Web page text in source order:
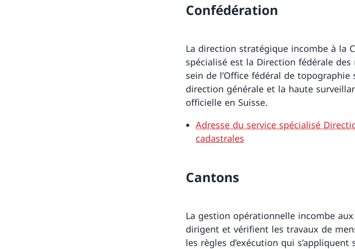
Confédération
La direction stratégique incombe à la
spécialisé est la Direction fédérale
sein de l’Office fédéral de
direction générale et la haute
officielle en Suisse.
Adresse du service spécialisé
cadastrales
Cantons
La gestion opérationnelle incombe
dirigent et vérifient les travaux de
les règles d’exécution qui